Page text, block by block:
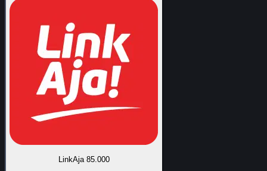
LinkAja 85.000